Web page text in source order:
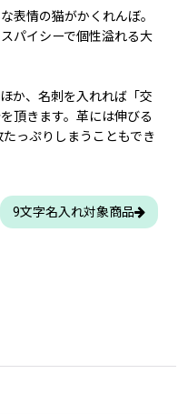
表情の猫がかくれんぼ。
パイシーで個性溢れる大
か、名刺を入れれば「交
頂きます。革には伸びる
っぷりしまうこともでき
9文字名入れ対象商品